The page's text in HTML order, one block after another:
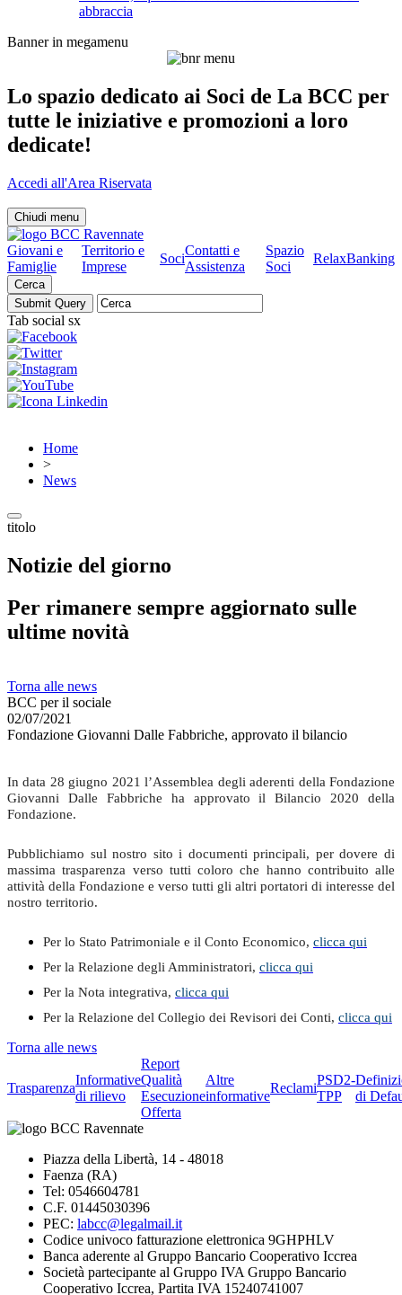
abbraccia
Banner in megamenu
Lo spazio dedicato ai Soci de La BCC per
tutte le iniziative e promozioni a loro
dedicate!
Accedi all'Area Riservata
Chiudi menu
Giovani e
Famiglie
Territorio e
Imprese
Soci
Contatti e
Assistenza
Spazio
Soci
RelaxBanking
Cerca
Tab social sx
Home
>
News
titolo
Notizie del giorno
Per rimanere sempre aggiornato sulle
ultime novità
Torna alle news
BCC per il sociale
02/07/2021
Fondazione Giovanni Dalle Fabbriche, approvato il bilancio
In data 28 giugno 2021 l’Assemblea degli aderenti della Fondazione
Giovanni Dalle Fabbriche ha approvato il Bilancio 2020 della
Fondazione.
Pubblichiamo sul nostro sito i documenti principali, per dovere di
massima trasparenza verso tutti coloro che hanno contribuito alle
attività della Fondazione e verso tutti gli altri portatori di interesse del
nostro territorio.
Per lo Stato Patrimoniale e il Conto Economico, clicca qui
Per la Relazione degli Amministratori, clicca qui
Per la Nota integrativa, clicca qui
Per la Relazione del Collegio dei Revisori dei Conti, clicca qui
Torna alle news
Trasparenza
Informative
di rilievo
Report
Qualità
Esecuzione
Offerta
Altre
informative
Reclami
PSD2-
TPP
di
Piazza della Libertà, 14 - 48018
Faenza (RA)
Tel: 0546604781
C.F. 01445030396
PEC: labcc@legalmail.it
Codice univoco fatturazione elettronica 9GHPHLV
Banca aderente al Gruppo Bancario Cooperativo Iccrea
Società partecipante al Gruppo IVA Gruppo Bancario
Cooperativo Iccrea, Partita IVA 15240741007